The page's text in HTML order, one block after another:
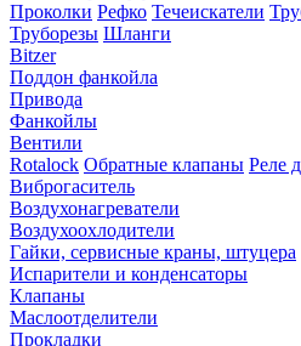
Проколки Рефко Течеискатели
Труборезы Шланги
Bitzer
Поддон фанкойла
Привода
Фанкойлы
Вентили
Rotalock Обратные клапаны Реле
Виброгаситель
Воздухонагреватели
Воздухоохлодители
Гайки, сервисные краны, штуцера
Испарители и конденсаторы
Клапаны
Маслоотделители
Прокладки